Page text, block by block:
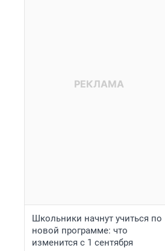
Школьники начнут учиться по
новой программе: что
изменится с 1 сентября